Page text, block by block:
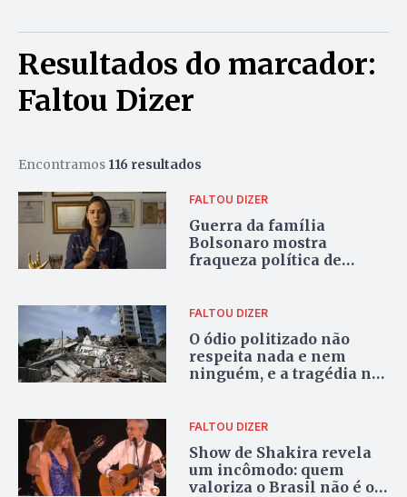
Resultados do marcador:
Faltou Dizer
Encontramos 116 resultados
FALTOU DIZER
Guerra da família
Bolsonaro mostra
fraqueza política de
FALTOU DIZER
O ódio politizado não
respeita nada e nem
ninguém, e a tragédia na
FALTOU DIZER
Show de Shakira revela
um incômodo: quem
valoriza o Brasil não é o